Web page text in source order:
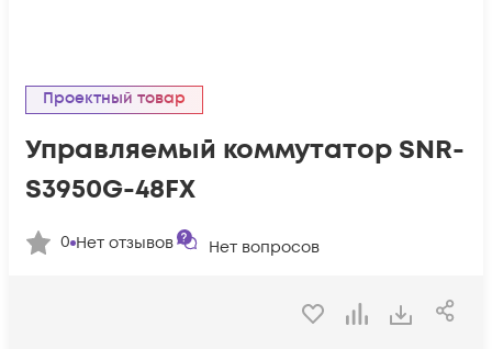
Проектный товар
Управляемый коммутатор SNR-
S3950G-48FX
0 Нет отзывов Нет вопросов